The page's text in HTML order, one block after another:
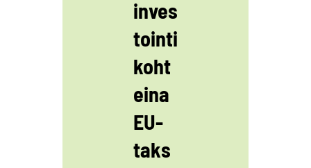
inves
tointi
koht
eina
EU-
taks